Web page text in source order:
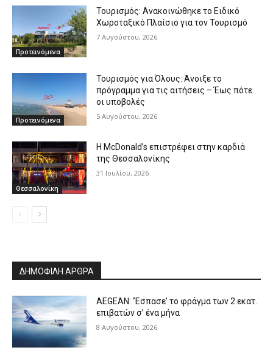
Προτεινόμενα
Τουρισμός: Ανακοινώθηκε το Ειδικό
Χωροταξικό Πλαίσιο για τον Τουρισμό
7 Αυγούστου, 2026
Προτεινόμενα
Τουρισμός για Όλους: Άνοιξε το
πρόγραμμα για τις αιτήσεις – Έως πότε
οι υποβολές
5 Αυγούστου, 2026
Θεσσαλονίκη
Η McDonald’s επιστρέφει στην καρδιά
της Θεσσαλονίκης
31 Ιουλίου, 2026
ΔΗΜΟΦΙΛΗ ΑΡΘΡΑ
AEGEAN: ‘Έσπασε’ το φράγμα των 2 εκατ.
επιβατών σ’ ένα μήνα
8 Αυγούστου, 2026